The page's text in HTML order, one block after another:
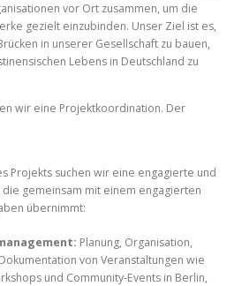
vor Ort zusammen, um die
gezielt einzubinden. Unser Ziel ist es,
in unserer Gesellschaft zu bauen,
Lebens in Deutschland zu
wir eine Projektkoordination. Der
Projekts suchen wir eine engagierte und
gemeinsam mit einem engagierten
übernimmt:
Planung, Organisation,
von Veranstaltungen wie
und Community-Events in Berlin,